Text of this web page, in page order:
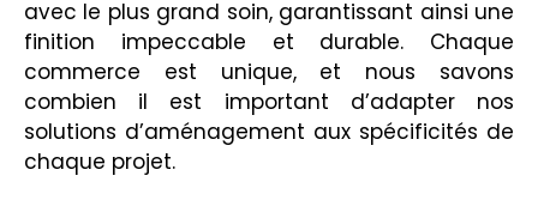
avec le plus grand soin, garantissant ainsi une
finition impeccable et durable. Chaque
commerce est unique, et nous savons
combien il est important d’adapter nos
solutions d’aménagement aux spécificités de
chaque projet.